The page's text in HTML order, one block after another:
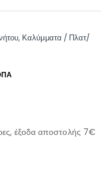
, Καλύμματα / Πλατ/
έξοδα αποστολής 7€